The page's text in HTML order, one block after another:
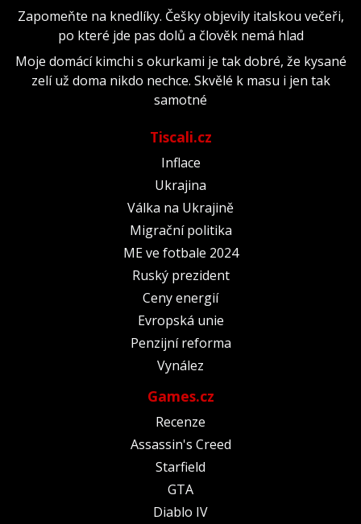
Zapomeňte na knedlíky. Češky objevily italskou večeři,
po které jde pas dolů a člověk nemá hlad
Moje domácí kimchi s okurkami je tak dobré, že kysané
zelí už doma nikdo nechce. Skvělé k masu i jen tak
samotné
Tiscali.cz
Inflace
Ukrajina
Válka na Ukrajině
Migrační politika
ME ve fotbale 2024
Ruský prezident
Ceny energií
Evropská unie
Penzijní reforma
Vynález
Games.cz
Recenze
Assassin's Creed
Starfield
GTA
Diablo IV